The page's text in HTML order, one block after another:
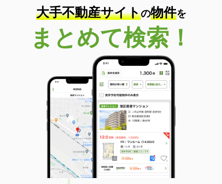
間取り
1LDK
新潟県新潟市中央区大島
価 格
6.20万円
新潟県新潟市中央区大島
33.82m²
間取り
1LDK
新潟県新潟市中央区姥ケ山４丁目
価 格
9.75万円
住 所
新潟県新潟市中央区姥ケ山４丁目
専有面積 63.03m²
間取り
2LDK
新潟県上越市昭和町１
大手不動産サイトの物件を
まとめて検索！